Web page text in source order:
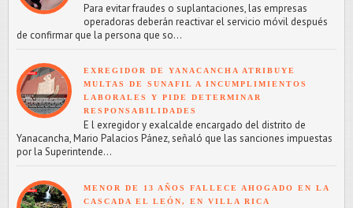
Para evitar fraudes o suplantaciones, las empresas
operadoras deberán reactivar el servicio móvil después
de confirmar que la persona que so...
EXREGIDOR DE YANACANCHA ATRIBUYE
MULTAS DE SUNAFIL A INCUMPLIMIENTOS
LABORALES Y PIDE DETERMINAR
RESPONSABILIDADES
E l exregidor y exalcalde encargado del distrito de
Yanacancha, Mario Palacios Pánez, señaló que las sanciones impuestas
por la Superintende...
MENOR DE 13 AÑOS FALLECE AHOGADO EN LA
CASCADA EL LEÓN, EN VILLA RICA